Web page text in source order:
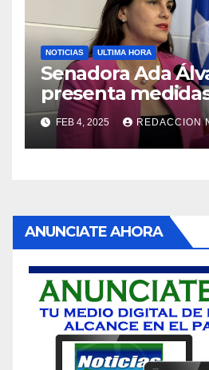
NOTICIAS ULTIMA HORA
Senadora Ada
presenta
violencia en el
FEB 4, 2025 REDACCION
ANUNCIATE AHORA